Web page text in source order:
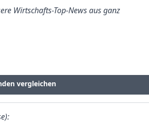
Wirtschafts-Top-News aus ganz
vergleichen